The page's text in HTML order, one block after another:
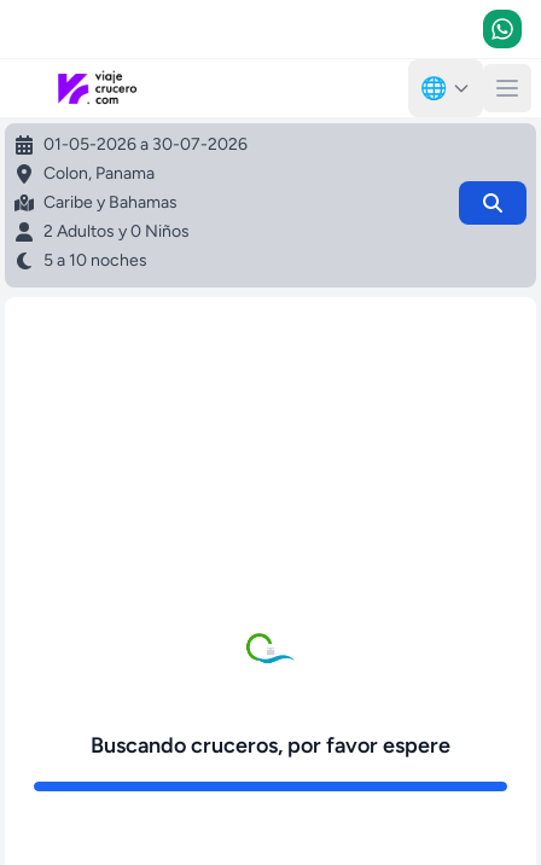
🌐
01-05-2026 a 30-07-2026
Colon, Panama
Caribe y Bahamas
2 Adultos y 0 Niños
5 a 10 noches
Buscando cruceros, por favor espere